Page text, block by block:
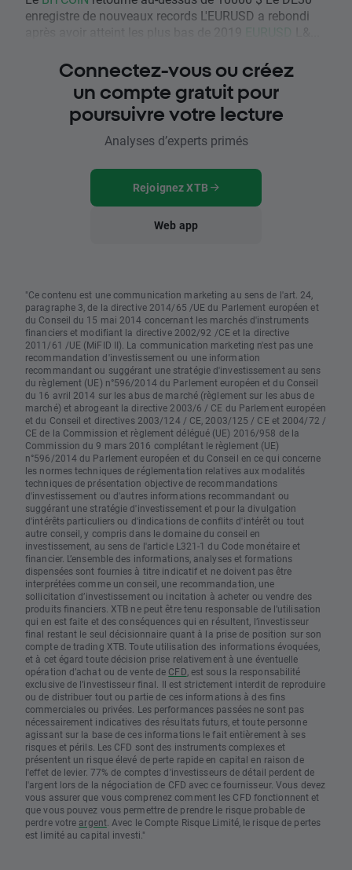
enregistre de nouveaux records L'EURUSD a rebondi
après avoir atteint les plus bas de 2019 EURUSD
Connectez-vous ou créez
un compte gratuit pour
poursuivre votre lecture
Analyses d’experts primés
Rejoignez XTB
Web app
"Ce contenu est une communication marketing au sens de l'art. 24,
paragraphe 3, de la directive 2014/65 /UE du Parlement européen et
du Conseil du 15 mai 2014 concernant les marchés d'instruments
financiers et modifiant la directive 2002/92 /CE et la directive
2011/61 /UE (MiFID II). La communication marketing n'est pas une
recommandation d'investissement ou une information
recommandant ou suggérant une stratégie d'investissement au sens
du règlement (UE) n°596/2014 du Parlement européen et du Conseil
du 16 avril 2014 sur les abus de marché (règlement sur les abus de
marché) et abrogeant la directive 2003/6 / CE du Parlement européen
et du Conseil et directives 2003/124 / CE, 2003/125 / CE et 2004/72 /
CE de la Commission et règlement délégué (UE) 2016/958 de la
Commission du 9 mars 2016 complétant le règlement (UE)
n°596/2014 du Parlement européen et du Conseil en ce qui concerne
les normes techniques de réglementation relatives aux modalités
techniques de présentation objective de recommandations
d'investissement ou d'autres informations recommandant ou
suggérant une stratégie d'investissement et pour la divulgation
d'intérêts particuliers ou d'indications de conflits d'intérêt ou tout
autre conseil, y compris dans le domaine du conseil en
investissement, au sens de l'article L321-1 du Code monétaire et
financier. L’ensemble des informations, analyses et formations
dispensées sont fournies à titre indicatif et ne doivent pas être
interprétées comme un conseil, une recommandation, une
sollicitation d’investissement ou incitation à acheter ou vendre des
produits financiers. XTB ne peut être tenu responsable de l’utilisation
qui en est faite et des conséquences qui en résultent, l’investisseur
final restant le seul décisionnaire quant à la prise de position sur son
compte de trading XTB. Toute utilisation des informations évoquées,
et à cet égard toute décision prise relativement à une éventuelle
opération d’achat ou de vente de CFD , est sous la responsabilité
exclusive de l’investisseur final. Il est strictement interdit de reproduire
ou de distribuer tout ou partie de ces informations à des fins
commerciales ou privées. Les performances passées ne sont pas
nécessairement indicatives des résultats futurs, et toute personne
agissant sur la base de ces informations le fait entièrement à ses
risques et périls. Les CFD sont des instruments complexes et
présentent un risque élevé de perte rapide en capital en raison de
l'effet de levier. 77% de comptes d'investisseurs de détail perdent de
l'argent lors de la négociation de CFD avec ce fournisseur. Vous devez
vous assurer que vous comprenez comment les CFD fonctionnent et
que vous pouvez vous permettre de prendre le risque probable de
perdre votre argent. Avec le Compte Risque Limité, le risque de pertes
est limité au capital investi."